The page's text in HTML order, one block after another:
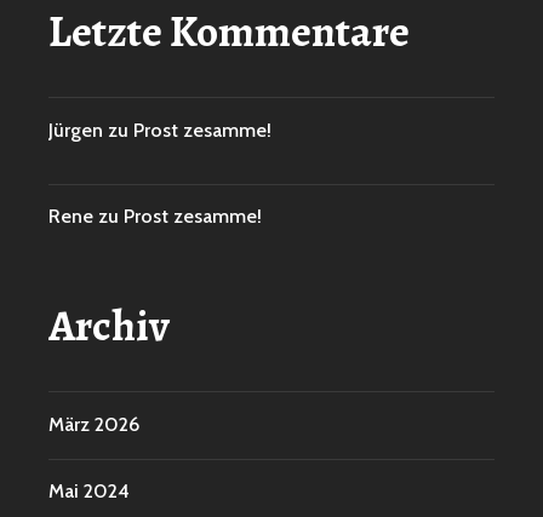
Letzte Kommentare
Jürgen zu Prost zesamme!
Rene zu Prost zesamme!
Archiv
März 2026
Mai 2024